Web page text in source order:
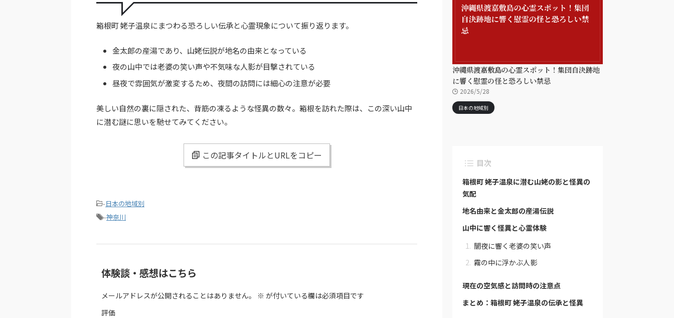
箱根町 姥子温泉にまつわる恐ろしい伝承と心霊現象について振り返ります。
金太郎の産湯であり、山姥伝説が地名の由来となっている
夜の山中では老婆の笑い声や不気味な人影が目撃されている
昼夜で雰囲気が激変するため、夜間の訪問には細心の注意が必要
美しい自然の裏に隠された、背筋の凍るような怪異の数々。箱根を訪れた際は、この深い山中
に潜む謎に思いを馳せてみてください。
この記事タイトルとURLをコピー
-日本の地域別
-神奈川
体験談・感想はこちら
メールアドレスが公開されることはありません。 ※ が付いている欄は必須項目です
評価
沖縄県渡嘉敷島の心霊スポット！集団自決跡地
に響く慰霊の怪と恐ろしい禁忌
2026/5/28
日本の地域別
目次
箱根町 姥子温泉に潜む山姥の影と怪異の
気配
地名由来と金太郎の産湯伝説
山中に響く怪異と心霊体験
闇夜に響く老婆の笑い声
霧の中に浮かぶ人影
現在の空気感と訪問時の注意点
まとめ：箱根町 姥子温泉の伝承と怪異